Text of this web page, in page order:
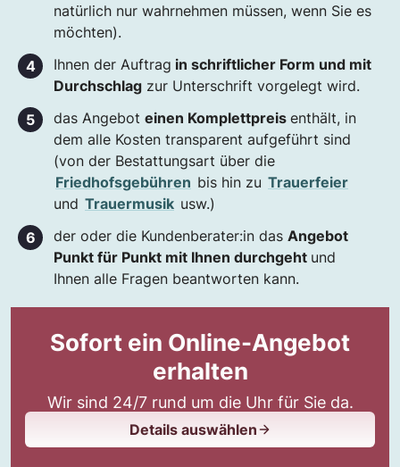
natürlich nur wahrnehmen müssen, wenn Sie es
möchten).
Ihnen der Auftrag in schriftlicher Form und mit
Durchschlag zur Unterschrift vorgelegt wird.
das Angebot einen Komplettpreis enthält, in
dem alle Kosten transparent aufgeführt sind
(von der Bestattungsart über die
Friedhofsgebühren bis hin zu Trauerfeier
und Trauermusik usw.)
der oder die Kundenberater:in das Angebot
Punkt für Punkt mit Ihnen durchgeht und
Ihnen alle Fragen beantworten kann.
Sofort ein Online-Angebot
erhalten
Wir sind 24/7 rund um die Uhr für Sie da.
Details auswählen